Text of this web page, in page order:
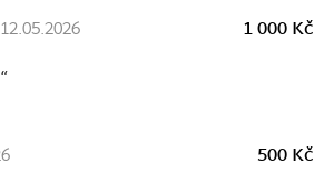
1 000 Kč
500 Kč